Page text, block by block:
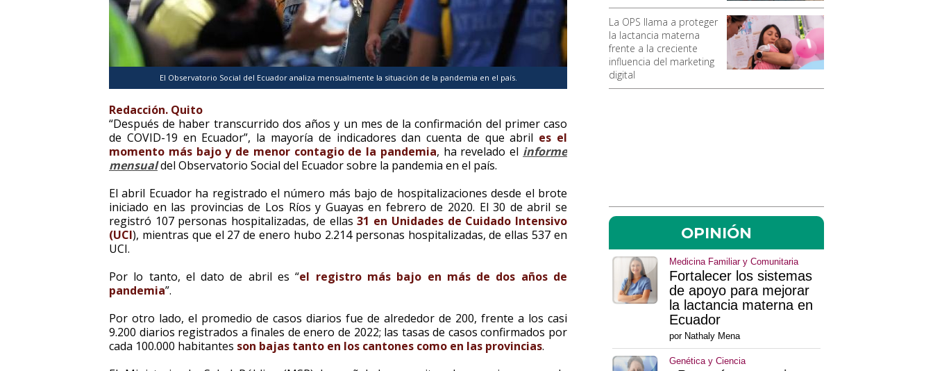
La OPS llama a proteger
la lactancia materna
frente a la creciente
influencia del marketing
digital
OPINIÓN
Medicina Familiar y Comunitaria
Fortalecer los sistemas
de apoyo para mejorar
la lactancia materna en
Ecuador
por Nathaly Mena
Genética y Ciencia
El Observatorio Social del Ecuador analiza mensualmente la situación de la pandemia en el país.
Redacción. Quito
“Después de haber transcurrido dos años y un mes de la confirmación del primer caso
de COVID-19 en Ecuador”, la mayoría de indicadores dan cuenta de que abril es el
momento más bajo y de menor contagio de la pandemia, ha revelado el informe
mensualdel Observatorio Social del Ecuador sobre la pandemia en el país.
El abril Ecuador ha registrado el número más bajo de hospitalizaciones desde el brote
iniciado en las provincias de Los Ríos y Guayas en febrero de 2020. El 30 de abril se
registró 107 personas hospitalizadas, de ellas31 en Unidades de Cuidado Intensivo
(UCI), mientras que el 27 de enero hubo 2.214 personas hospitalizadas, de ellas 537 en
UCI.
Por lo tanto, el dato de abril es “el registro más bajo en más de dos años de
pandemia”.
Por otro lado, el promedio de casos diarios fue de alrededor de 200, frente a los casi
9.200 diarios registrados a finales de enero de 2022; las tasas de casos confirmados por
cada 100.000 habitantes son bajas tanto en los cantones como en las provincias.